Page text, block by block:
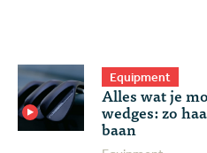
Equipment
Alles wat je
wedges: zo
baan